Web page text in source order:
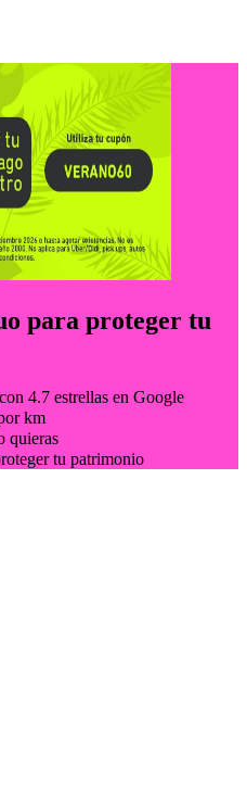
para proteger tu
4.7 estrellas en Google
km
quieras
tu patrimonio